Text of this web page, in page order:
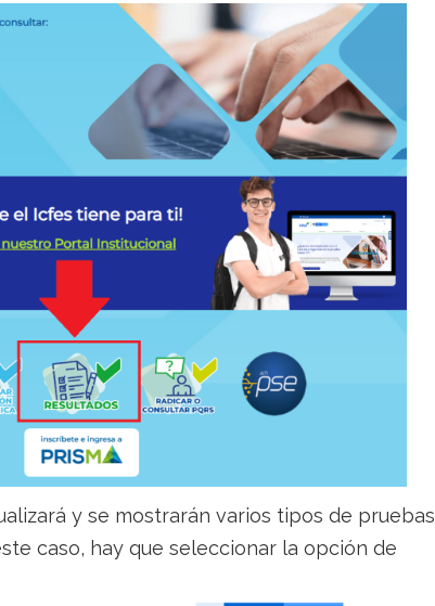
y se mostrarán varios tipos de pruebas
caso, hay que seleccionar la opción de